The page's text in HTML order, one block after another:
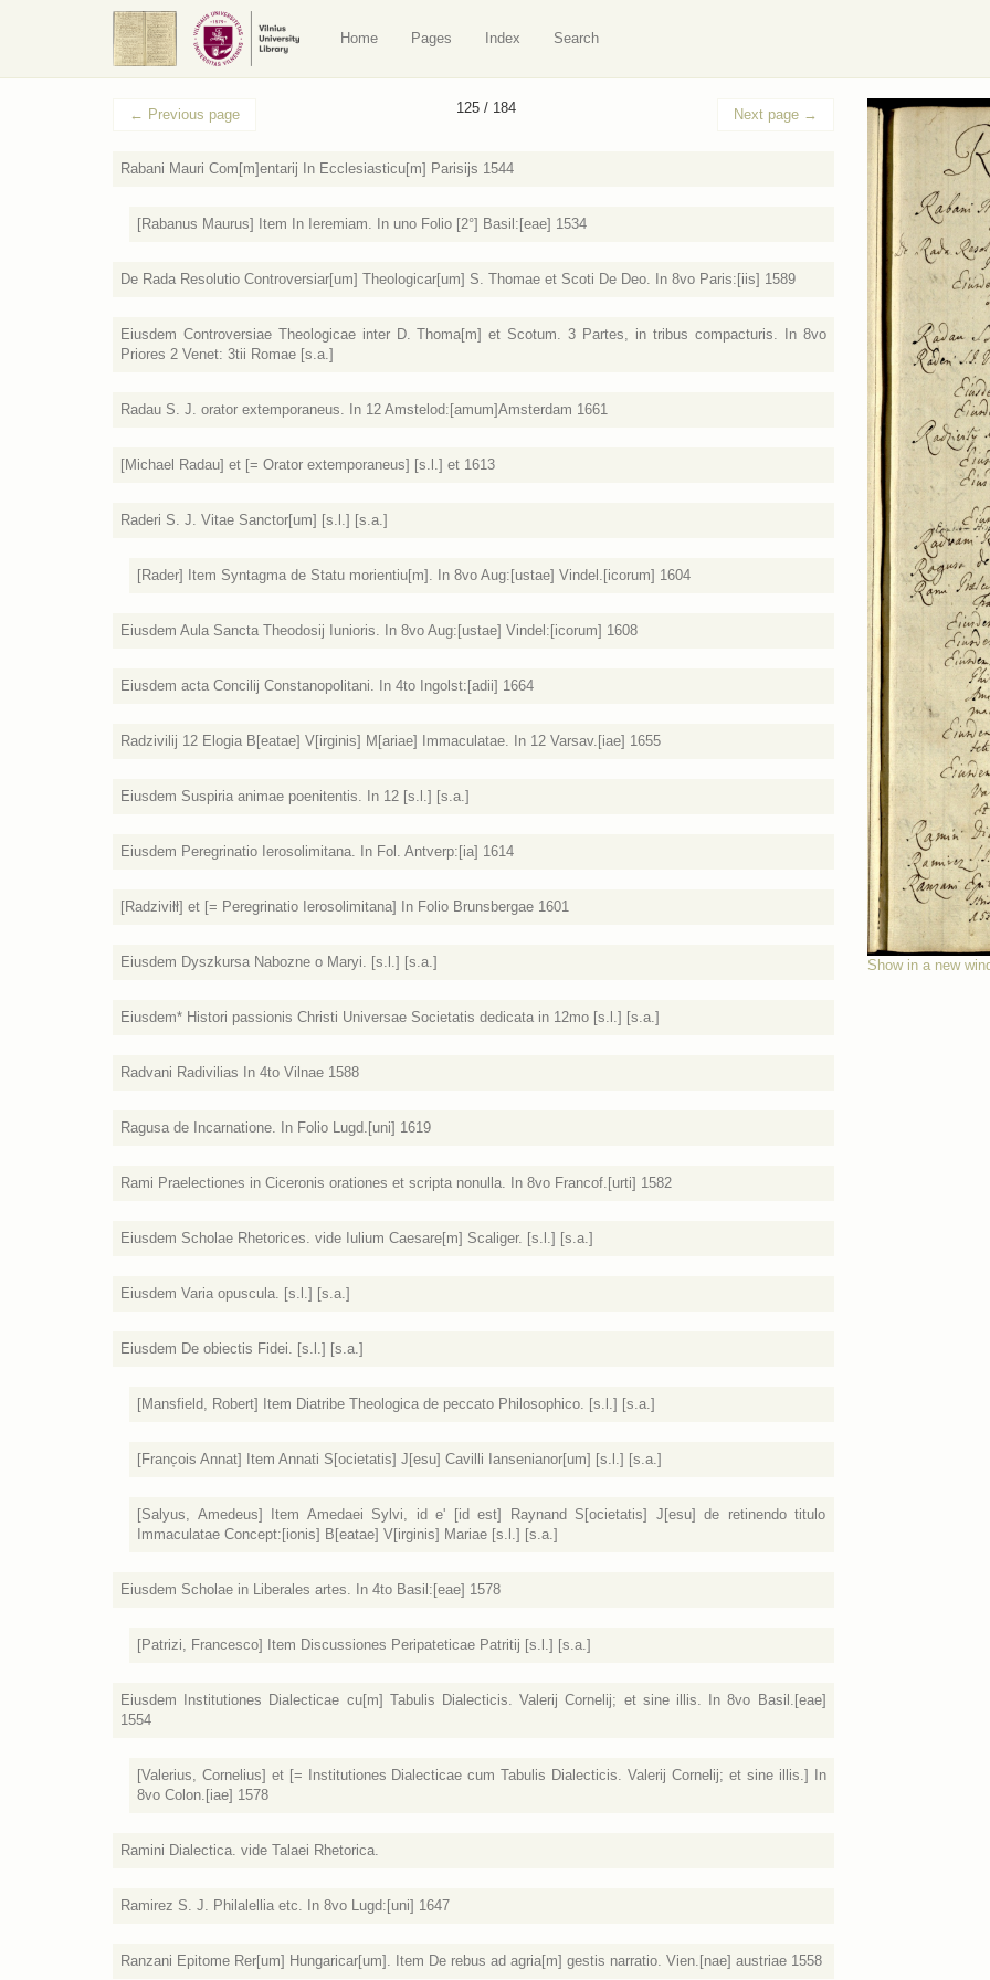
Home Pages Index Search
← Previous page 125 / 184 Next page →
Rabani Mauri Com[m]entarij In Ecclesiasticu[m] Parisijs 1544
[Rabanus Maurus] Item In Ieremiam. In uno Folio [2°] Basil:[eae] 1534
De Rada Resolutio Controversiar[um] Theologicar[um] S. Thomae et Scoti De Deo. In 8vo Paris:[iis] 1589
Eiusdem Controversiae Theologicae inter D. Thoma[m] et Scotum. 3 Partes, in tribus compacturis. In 8vo
Priores 2 Venet: 3tii Romae [s.a.]
Radau S. J. orator extemporaneus. In 12 Amstelod:[amum]Amsterdam 1661
[Michael Radau] et [= Orator extemporaneus] [s.l.] et 1613
Raderi S. J. Vitae Sanctor[um] [s.l.] [s.a.]
[Rader] Item Syntagma de Statu morientiu[m]. In 8vo Aug:[ustae] Vindel.[icorum] 1604
Eiusdem Aula Sancta Theodosij Iunioris. In 8vo Aug:[ustae] Vindel:[icorum] 1608
Eiusdem acta Concilij Constanopolitani. In 4to Ingolst:[adii] 1664
Radzivilij 12 Elogia B[eatae] V[irginis] M[ariae] Immaculatae. In 12 Varsav.[iae] 1655
Eiusdem Suspiria animae poenitentis. In 12 [s.l.] [s.a.]
Eiusdem Peregrinatio Ierosolimitana. In Fol. Antverp:[ia] 1614
[Radziviłł] et [= Peregrinatio Ierosolimitana] In Folio Brunsbergae 1601
Eiusdem Dyszkursa Nabozne o Maryi. [s.l.] [s.a.]
Eiusdem* Histori passionis Christi Universae Societatis dedicata in 12mo [s.l.] [s.a.]
Radvani Radivilias In 4to Vilnae 1588
Ragusa de Incarnatione. In Folio Lugd.[uni] 1619
Rami Praelectiones in Ciceronis orationes et scripta nonulla. In 8vo Francof.[urti] 1582
Eiusdem Scholae Rhetorices. vide Iulium Caesare[m] Scaliger. [s.l.] [s.a.]
Eiusdem Varia opuscula. [s.l.] [s.a.]
Eiusdem De obiectis Fidei. [s.l.] [s.a.]
[Mansfield, Robert] Item Diatribe Theologica de peccato Philosophico. [s.l.] [s.a.]
[Franc̦ois Annat] Item Annati S[ocietatis] J[esu] Cavilli Iansenianor[um] [s.l.] [s.a.]
[Salyus, Amedeus] Item Amedaei Sylvi, id e' [id est] Raynand S[ocietatis] J[esu] de retinendo titulo
Immaculatae Concept:[ionis] B[eatae] V[irginis] Mariae [s.l.] [s.a.]
Eiusdem Scholae in Liberales artes. In 4to Basil:[eae] 1578
[Patrizi, Francesco] Item Discussiones Peripateticae Patritij [s.l.] [s.a.]
Eiusdem Institutiones Dialecticae cu[m] Tabulis Dialecticis. Valerij Cornelij; et sine illis. In 8vo Basil.[eae]
1554
[Valerius, Cornelius] et [= Institutiones Dialecticae cum Tabulis Dialecticis. Valerij Cornelij; et sine illis.] In
8vo Colon.[iae] 1578
Ramini Dialectica. vide Talaei Rhetorica.
Ramirez S. J. Philalellia etc. In 8vo Lugd:[uni] 1647
Ranzani Epitome Rer[um] Hungaricar[um]. Item De rebus ad agria[m] gestis narratio. Vien.[nae] austriae 1558
Show in a new